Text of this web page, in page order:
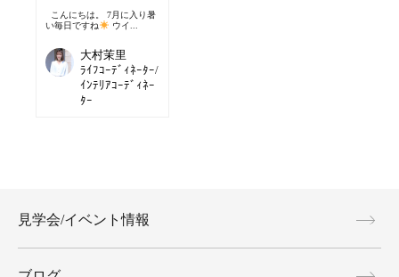
こんにちは。 7月に入り暑
い毎日ですね
ウイ...
大村茉里
ﾗｲﾌｺｰﾃﾞｨﾈｰﾀｰ/
ｲﾝﾃﾘｱｺｰﾃﾞｨﾈｰ
ﾀｰ
見学会/イベント情報